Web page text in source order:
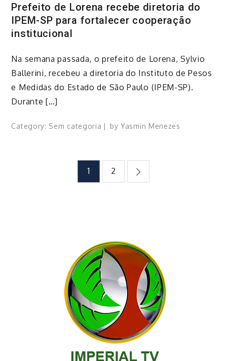
Prefeito de Lorena recebe diretoria do
IPEM-SP para fortalecer cooperação
institucional
Na semana passada, o prefeito de Lorena, Sylvio
Ballerini, recebeu a diretoria do Instituto de Pesos
e Medidas do Estado de São Paulo (IPEM-SP).
Durante […]
Category: Sem categoria byYasmin Menezes
Paginação
1 2